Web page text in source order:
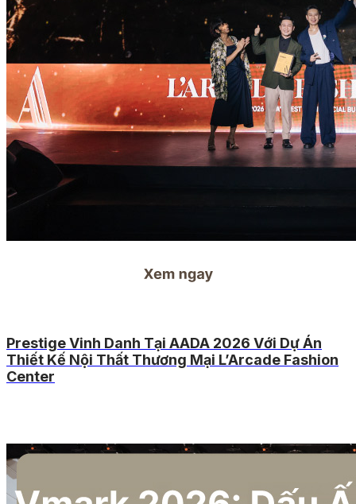
Prestige Vinh Danh Tại AADA 2026 Với Dự Án
Thiết Kế Nội Thất Thương Mại L’Arcade Fashion
Center